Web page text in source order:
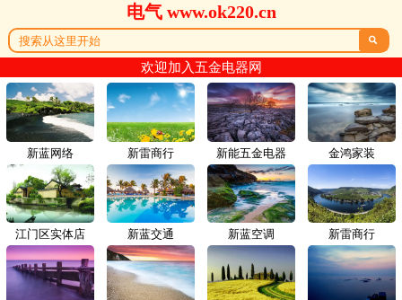
电气 www.ok220.cn

欢迎加入五金电器网
新蓝网络 新雷商行
江门区实体店 新蓝交通
新能五金电器 金鸿家装
新蓝空调 新雷商行